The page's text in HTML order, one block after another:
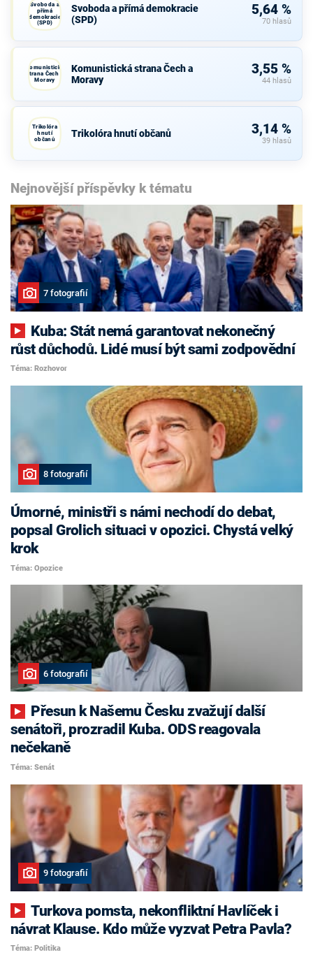
Svoboda a
přímá
demokracie
(SPD)
Svoboda a přímá demokracie
(SPD)
5,64 %
70 hlasů
Komunistická
strana Čech a
Moravy
Komunistická strana Čech a
Moravy
3,55 %
44 hlasů
Trikolóra
hnutí
občanů
Trikolóra hnutí občanů 3,14 %
39 hlasů
Nejnovější příspěvky k tématu
7 fotografií
růst důchodů. Lidé musí být sami zodpovědní
Téma: Rozhovor
8 fotografií
Úmorné, ministři s námi nechodí do debat,
popsal Grolich situaci v opozici. Chystá velký
krok
Téma: Opozice
6 fotografií
senátoři, prozradil Kuba. ODS reagovala
nečekaně
Téma: Senát
9 fotografií
Turkova pomsta, nekonfliktní Havlíček i
návrat Klause. Kdo může vyzvat Petra Pavla?
Téma: Politika